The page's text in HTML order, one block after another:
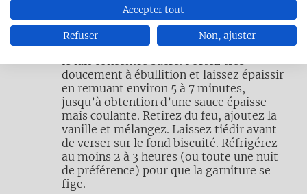
Préparez le caramel : faites fondre le
beurre et le sucre à feu doux, puis ajoutez
le lait concentré sucré. Portez très
doucement à ébullition et laissez épaissir
en remuant environ 5 à 7 minutes,
jusqu’à obtention d’une sauce épaisse
mais coulante. Retirez du feu, ajoutez la
vanille et mélangez. Laissez tiédir avant
de verser sur le fond biscuité. Réfrigérez
au moins 2 à 3 heures (ou toute une nuit
de préférence) pour que la garniture se
fige.
Accepter tout
Refuser Non, ajuster